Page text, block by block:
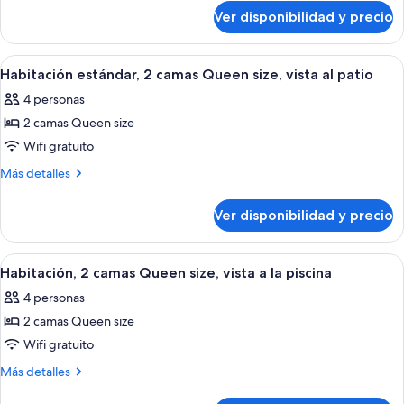
King
size,
vista
a
la
piscina
1
cama
King
vista
a
piscina
Ver disponibilidad y precio
Ver
todas
las
fotos
de
Habitación
camas
Queen
size,
vista
al
patio
Habitación de hotel con dos camas,
2
Habitación estándar, 2 camas Queen size, vista al patio
4 personas
2 camas Queen size
Wifi gratuito
Más detalles
Más
estándar,
camas
size,
vista
patio
Ver disponibilidad y precio
Ver
todas
las
fotos
de
Habitación,
Una habitación de hotel con dos
3
Habitación, 2 camas Queen size, vista a la piscina
4 personas
2 camas Queen size
Wifi gratuito
Más detalles
Más